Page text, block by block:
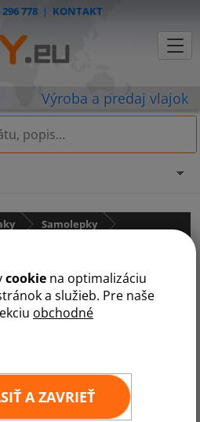
cookie na optimalizáciu
a služieb. Pre naše
obchodné
A ZAVRIEŤ
778| KONTAKT
Samolepky
- vlajka Kuba